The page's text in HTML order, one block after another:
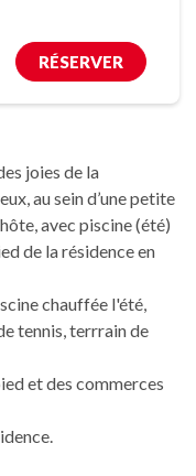
RÉSERVER
joies de la
au sein d’une petite
avec piscine (été)
de la résidence en
chauffée l'été,
tennis, terrrain de
et des commerces